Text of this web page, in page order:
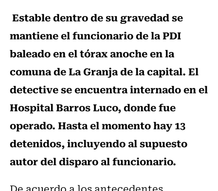
Estable dentro de su gravedad se
mantiene el funcionario de la PDI
baleado en el tórax anoche en la
comuna de La Granja de la capital. El
detective se encuentra internado en el
Hospital Barros Luco, donde fue
operado. Hasta el momento hay 13
detenidos, incluyendo al supuesto
autor del disparo al funcionario.